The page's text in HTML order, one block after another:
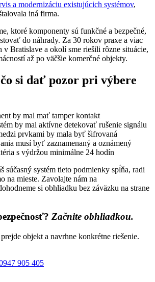
a modernizáciu existujúcich systémov,
iná firma.
ktoré komponenty sú funkčné a bezpečné,
do náhrady. Za 30 rokov praxe a viac
v Bratislave a okolí sme riešili rôzne situácie,
až po väčšie komerčné objekty.
si dať pozor pri výbere
by mal mať tamper kontakt
by mal aktívne detekovať rušenie signálu
prvkami by mala byť šifrovaná
musí byť zaznamenaný a oznámený
s výdržou minimálne 24 hodín
súčasný systém tieto podmienky spĺňa, radi
na mieste. Zavolajte nám na
si obhliadku bez záväzku na strane
Začnite obhliadkou.
objekt a navrhne konkrétne riešenie.
905 405